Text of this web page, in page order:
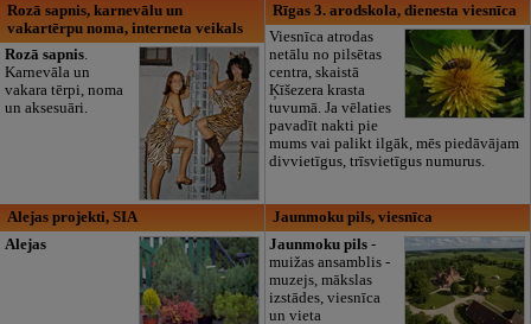
Rozā sapnis, karnevālu un
vakartērpu noma, interneta veikals
Rozā sapnis.
Karnevāla un
vakara tērpi, noma
un aksesuāri.
Rīgas 3. arodskola, dienesta viesnīca
Viesnīca atrodas
netālu no pilsētas
centra, skaistā
Ķīšezera krasta
tuvumā. Ja vēlaties
pavadīt nakti pie
mums vai palikt ilgāk, mēs piedāvājam
divvietīgus, trīsvietīgus numurus.
Alejas projekti, SIA
Alejas
Jaunmoku pils, viesnīca
Jaunmoku pils -
muižas ansamblis -
muzejs, mākslas
izstādes, viesnīca
un vieta